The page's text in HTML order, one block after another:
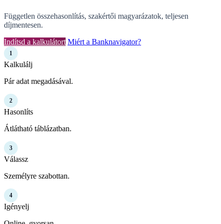
Független összehasonlítás, szakértői magyarázatok, teljesen
díjmentesen.
Indítsd a kalkulátort Miért a Banknavigator?
1
Kalkulálj
Pár adat megadásával.
2
Hasonlíts
Átlátható táblázatban.
3
Válassz
Személyre szabottan.
4
Igényelj